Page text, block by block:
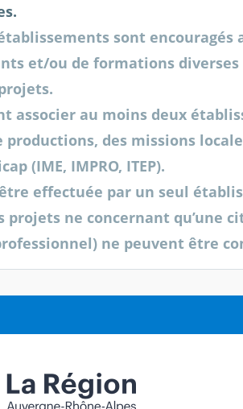
sont
et/ou de formations diverses
associer au moins deux
productions, des missions
(IME, IMPRO, ITEP).
effectuée par un seul
projets ne concernant qu’une
ne peuvent être